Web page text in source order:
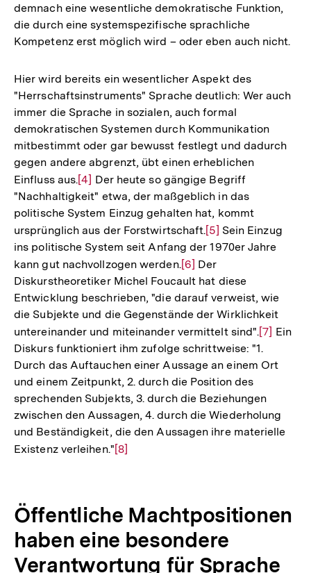
demnach eine wesentliche demokratische Funktion,
die durch eine systemspezifische sprachliche
Kompetenz erst möglich wird – oder eben auch nicht.
Hier wird bereits ein wesentlicher Aspekt des
"Herrschaftsinstruments" Sprache deutlich: Wer auch
immer die Sprache in sozialen, auch formal
demokratischen Systemen durch Kommunikation
mitbestimmt oder gar bewusst festlegt und dadurch
gegen andere abgrenzt, übt einen erheblichen
Einfluss aus.Zur
Auflösung
der
Fußnote
[4] Der heute so gängige Begriff
"Nachhaltigkeit" etwa, der maßgeblich in das
politische System Einzug gehalten hat, kommt
ursprünglich aus der Forstwirtschaft.Zur
Auflösung
der
Fußnote
[5] Sein Einzug
ins politische System seit Anfang der 1970er Jahre
kann gut nachvollzogen werden.Zur
Auflösung
der
Fußnote
[6] Der
Diskurstheoretiker Michel Foucault hat diese
Entwicklung beschrieben, "die darauf verweist, wie
die Subjekte und die Gegenstände der Wirklichkeit
untereinander und miteinander vermittelt sind".Zur
der
[7] Ein
Diskurs funktioniert ihm zufolge schrittweise: "1.
Durch das Auftauchen einer Aussage an einem Ort
und einem Zeitpunkt, 2. durch die Position des
sprechenden Subjekts, 3. durch die Beziehungen
zwischen den Aussagen, 4. durch die Wiederholung
und Beständigkeit, die den Aussagen ihre materielle
Existenz verleihen."Zur
[8]
Öffentliche Machtpositionen
haben eine besondere
Verantwortung für Sprache